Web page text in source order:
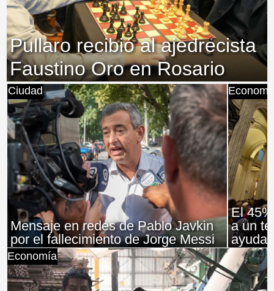
Pullaro recibió al ajedrecista
Faustino Oro en Rosario
Ciudad
Mensaje en redes de Pablo Javkin
por el fallecimiento de Jorge Messi
El
a un
ayuda
Economía